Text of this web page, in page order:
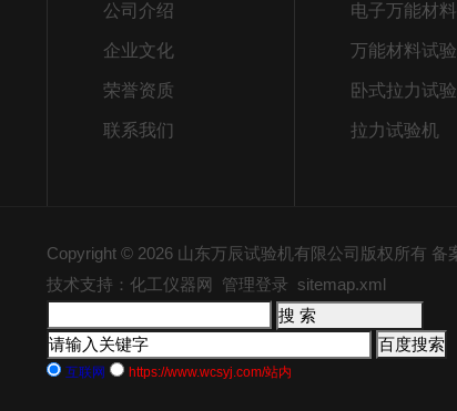
公司介绍
企业文化
荣誉资质
联系我们
万能材料试
卧式拉力试
拉力试验机
Copyright © 2026 山东万辰试验机有限公司版权所有 备
技术支持：化工仪器网
管理登录 sitemap.xml
互联网 https://www.wcsyj.com/站内